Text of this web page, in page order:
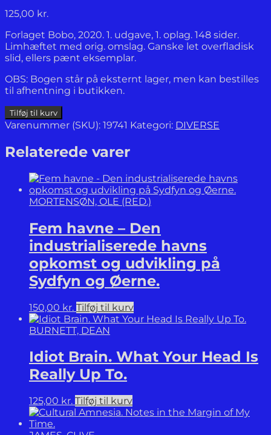
125,00 kr.
Forlaget Bobo, 2020. 1. udgave, 1. oplag. 148 sider.
Limhæftet med orig. omslag. Ganske let overfladisk
slid, ellers pænt eksemplar.
OBS: Bogen står på eksternt lager, men kan bestilles
til afhentning i butikken.
Mine
imaginære
En
beretning
cykelryttere
deres
Tilføj til kurv
Varenummer (SKU): 19741 Kategori: DIVERSE
Relaterede varer
MORTENSØN, OLE (RED.)
Fem havne – Den
industrialiserede havns
opkomst og udvikling på
Sydfyn og Øerne.
150,00 kr. Tilføj til kurv
BURNETT, DEAN
Idiot Brain. What Your Head Is
Really Up To.
125,00 kr. Tilføj til kurv